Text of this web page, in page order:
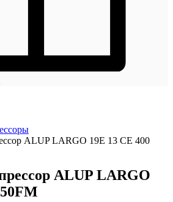
ALUP LARGO 19E 13 CE 400
ALUP LARGO